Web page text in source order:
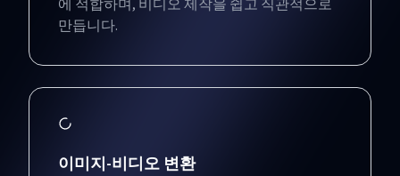
에 적합하며, 비디오 제작을 쉽고 직관적으로
만듭니다.
이미지-비디오 변환